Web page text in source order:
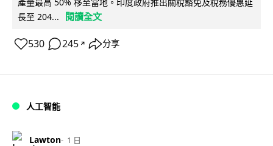
長至 204...
閱讀全文
530 245 ↗ 分享
人工智能
Lawton 1 日